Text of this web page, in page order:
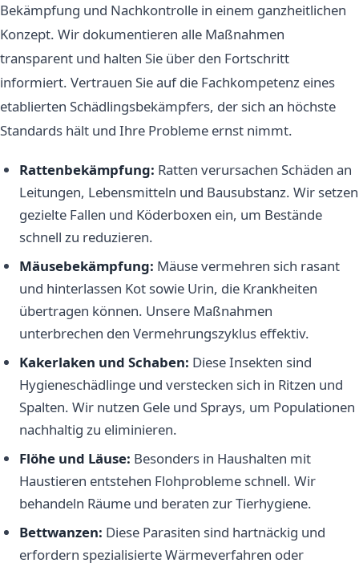
Bekämpfung und Nachkontrolle in einem ganzheitlichen
Konzept. Wir dokumentieren alle Maßnahmen
transparent und halten Sie über den Fortschritt
informiert. Vertrauen Sie auf die Fachkompetenz eines
etablierten Schädlingsbekämpfers, der sich an höchste
Standards hält und Ihre Probleme ernst nimmt.
Rattenbekämpfung: Ratten verursachen Schäden an
Leitungen, Lebensmitteln und Bausubstanz. Wir setzen
gezielte Fallen und Köderboxen ein, um Bestände
schnell zu reduzieren.
Mäusebekämpfung: Mäuse vermehren sich rasant
und hinterlassen Kot sowie Urin, die Krankheiten
übertragen können. Unsere Maßnahmen
unterbrechen den Vermehrungszyklus effektiv.
Kakerlaken und Schaben: Diese Insekten sind
Hygieneschädlinge und verstecken sich in Ritzen und
Spalten. Wir nutzen Gele und Sprays, um Populationen
nachhaltig zu eliminieren.
Flöhe und Läuse: Besonders in Haushalten mit
Haustieren entstehen Flohprobleme schnell. Wir
behandeln Räume und beraten zur Tierhygiene.
Bettwanzen: Diese Parasiten sind hartnäckig und
erfordern spezialisierte Wärmeverfahren oder